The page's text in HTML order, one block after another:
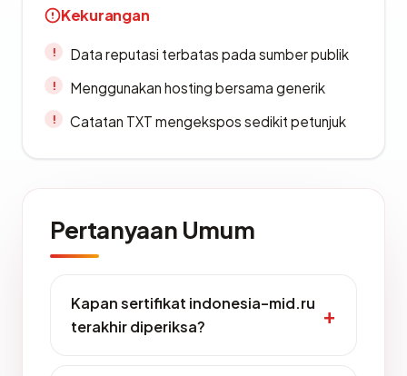
Kekurangan
Data reputasi terbatas pada sumber publik
Menggunakan hosting bersama generik
Catatan TXT mengekspos sedikit petunjuk
Pertanyaan Umum
Kapan sertifikat indonesia-mid.ru
terakhir diperiksa?